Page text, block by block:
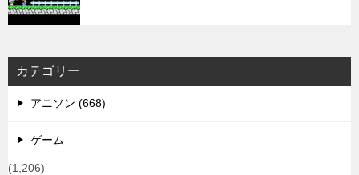
カテゴリー
アニソン (668)
ゲーム
(1,206)